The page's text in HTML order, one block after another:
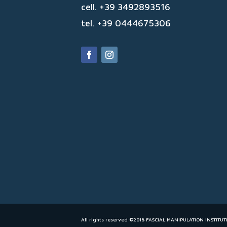
cell. +39 3492893516
tel. +39 0444675306
All rights reserved ©2018 FASCIAL MANIPULATION